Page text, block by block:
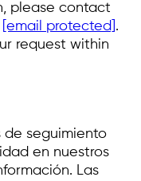
please contact
[email protected] .
request within
de seguimiento
en nuestros
Las